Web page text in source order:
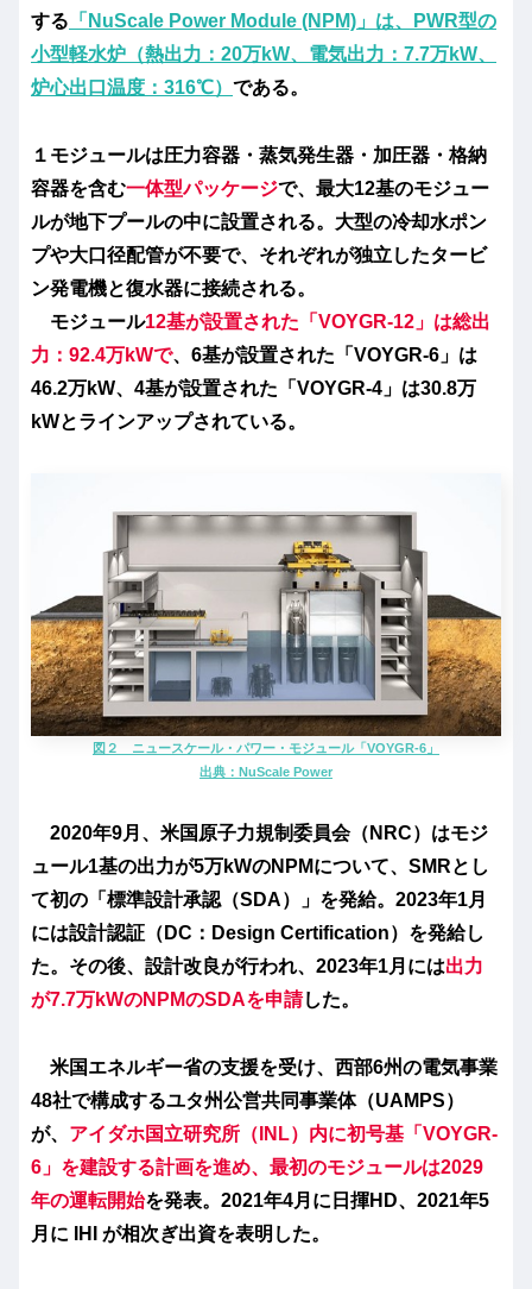
する 「NuScale Power Module (NPM)」は、PWR型の
小型軽水炉（熱出力：20万kW、電気出力：7.7万kW、
炉心出口温度：316℃） である。
１モジュールは圧力容器・蒸気発生器・加圧器・格納
容器を含む一体型パッケージで、最大12基のモジュー
ルが地下プールの中に設置される。大型の冷却水ポン
プや大口径配管が不要で、それぞれが独立したタービ
ン発電機と復水器に接続される。
モジュール12基が設置された 「VOYGR-12」 は総出
力：92.4万kWで、6基が設置された「VOYGR-6」は
46.2万kW、4基が設置された「VOYGR-4」は30.8万
kWとラインアップされている。
図２ ニュースケール・パワー・モジュール「VOYGR-6」
出典： NuScale Power
2020年9月、米国原子力規制委員会（NRC）はモジ
ュール1基の出力が5万kWのNPMについて、SMRとし
て初の「標準設計承認（SDA）」を発給。2023年1月
には設計認証（DC：Design Certification）を発給し
た。その後、設計改良が行われ、2023年1月には出力
が7.7万kWのNPMのSDAを申請した。
米国エネルギー省の支援を受け、西部6州の電気事業
48社で構成するユタ州公営共同事業体（UAMPS）
が、 アイダホ国立研究所（INL）内に初号基「VOYGR-
6」を建設する計画を進め、最初のモジュールは2029
年の運転開始を発表。2021年4月に日揮HD、2021年5
月に IHI が相次ぎ出資を表明した。